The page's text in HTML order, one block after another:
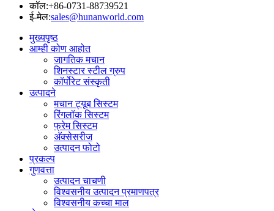
कॉल:+86-0731-88739521
ई-मेल:sales@hunanworld.com
मुख्यपृष्ठ
आम्ही कोण आहोत
जागतिक मचान
शिनस्टार स्टील ग्रुप
कॉर्पोरेट संस्कृती
उत्पादने
मचान ट्यूब सिस्टम
रिंगलॉक सिस्टम
फ्रेम सिस्टम
अ‍ॅक्सेसरीज
उत्पादन फोटो
प्रकल्प
गुणवत्ता
उत्पादन चाचणी
विश्वसनीय उत्पादन प्रमाणपत्र
विश्वसनीय कच्चा माल